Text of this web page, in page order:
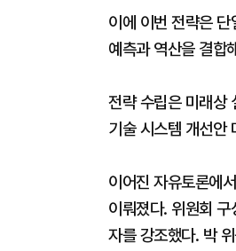
이에 이번 전략은
예측과 역산을 결합
전략 수립은 미래상
기술 시스템 개선안
이어진 자유토론에
이뤄졌다. 위원회
자를 강조했다. 박